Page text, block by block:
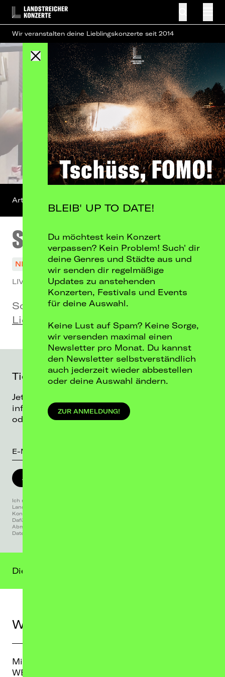
Wir veranstalten deine Lieblingskonzerte seit 2014
SAMPAGNE
NICHT MEHR VERFÜGBAR
LIVE ON TOUR 2023
So, 03.12.23
Lido, Berlin
Artist-Profil
Ticketalarm
Jetzt anmelden und direkt per E-Mail
informiert werden, sobald es neue Tickets
oder Shows von SAMPAGNE gibt!
E-Mail*
JETZT ANMELDEN
Ich möchte den Ticketalarm für SAMPAGNE abonnieren und von
Landstreicher Konzerte u.a. per Newsletter über VVK-Starts und weitere
Konzerte & Shows informiert werden, die mich auch interessieren könnten.
Dafür darf Landstreicher Konzerte meine E-Mail Adresse verwenden. Eine
Abmeldung ist jederzeit unkompliziert möglich. Die
Datenschutzinformationen findest du
Dieser Termin liegt in der Vergangenheit.
Weitere Termine
Mi, 30.09.26
WERK 2 - Halle D, Leipzig
BLEIB' UP TO DATE!
Du möchtest kein Konzert
verpassen? Kein Problem! Such' dir
deine Genres und Städte aus und
wir senden dir regelmäßige
Updates zu anstehenden
Konzerten, Festivals und Events
für deine Auswahl.
Keine Lust auf Spam? Keine Sorge,
wir versenden maximal einen
Newsletter pro Monat. Du kannst
den Newsletter selbstverständlich
auch jederzeit wieder abbestellen
oder deine Auswahl ändern.
ZUR ANMELDUNG!